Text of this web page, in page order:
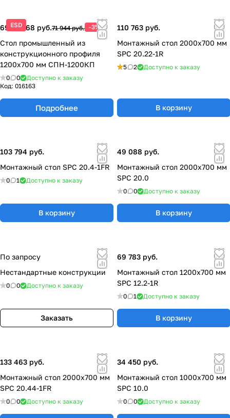
ESD
69 785,68 руб.71 944 руб. -3%
Стол промышленный из
конструкционного профиля
1200х700 мм СПН-1200КП
0 0
Доступно к заказу
Код: 016163
Подробнее
110 763 руб.
Монтажный стол 2000х700 мм
SPC 20.22-1R
5 2 Доступно к заказу
В корзину
103 794 руб.
Монтажный стол SPC 20.4-1FR
0 1 Доступно к заказу
В корзину
49 088 руб.
Монтажный стол 2000x700 мм
SPC 20.0
0 0 Доступно к заказу
В корзину
По запросу
Нестандартные конструкции
0 0 Доступно к заказу
Заказать
69 783 руб.
Монтажный стол 1200x700 мм
SPC 12.2-1R
0 1 Доступно к заказу
В корзину
133 463 руб.
Монтажный стол 2000х700 мм
SPC 20.44-1FR
0 0 Доступно к заказу
34 450 руб.
Монтажный стол 1000x700 мм
SPC 10.0
0 0 Доступно к заказу